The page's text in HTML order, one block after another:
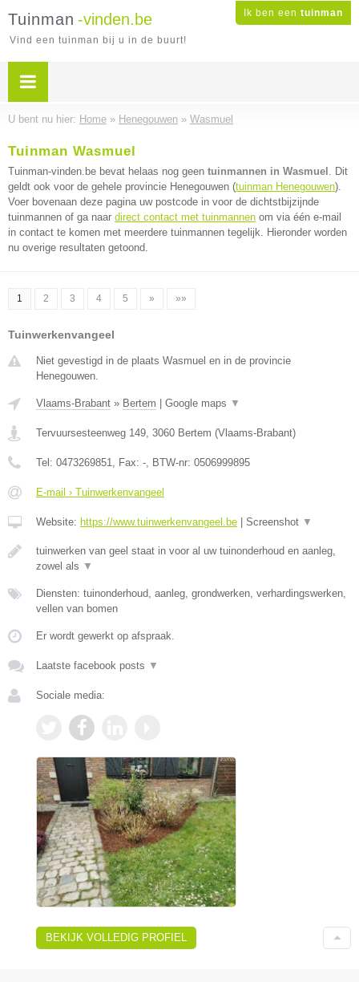
Ik ben een tuinman
Tuinman -vinden.be
Vind een tuinman bij u in de buurt!
U bent nu hier: Home » Henegouwen » Wasmuel
Tuinman Wasmuel
Tuinman-vinden.be bevat helaas nog geen tuinmannen in Wasmuel . Dit
geldt ook voor de gehele provincie Henegouwen (tuinman Henegouwen).
Voer bovenaan deze pagina uw postcode in voor de dichtstbijzijnde
tuinmannen of ga naar direct contact met tuinmannen om via één e-mail
in contact te komen met meerdere tuinmannen tegelijk. Hieronder worden
nu overige resultaten getoond.
1 2 3 4 5 » »»
Tuinwerkenvangeel
Niet gevestigd in de plaats Wasmuel en in de provincie
Henegouwen.
Vlaams-Brabant » Bertem Google maps ▼
Tervuursesteenweg 149, 3060 Bertem (Vlaams-Brabant)
Tel: 0473269851, Fax: -, BTW-nr: 0506999895
E-mail › Tuinwerkenvangeel
Website: https://www.tuinwerkenvangeel.be Screenshot ▼
tuinwerken van geel staat in voor al uw tuinonderhoud en aanleg,
zowel als ▼
Diensten: tuinonderhoud, aanleg, grondwerken, verhardingswerken,
vellen van bomen
Er wordt gewerkt op afspraak.
Laatste facebook posts ▼
Sociale media:
BEKIJK VOLLEDIG PROFIEL